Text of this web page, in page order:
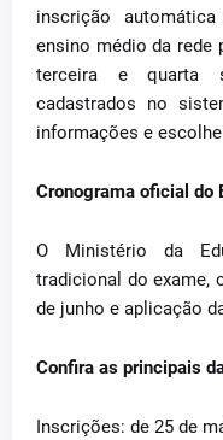
inscrição
ensino médio da rede
terceira e quarta
cadastrados no
informações e
Cronograma oficial do
O Ministério da
tradicional do exame,
de junho e aplicação
Confira as principais
Inscrições: de 25 de